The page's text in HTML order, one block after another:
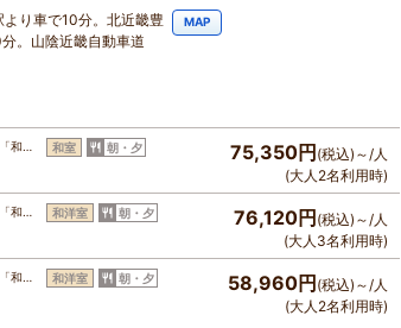
り車で10分。北近畿豊
。山陰近畿自動車道
MAP
和… 和室 朝・夕 75,350円 (税込)～/人
(大人2名利用時)
和… 和洋室 朝・夕 76,120円 (税込)～/人
(大人3名利用時)
和… 和洋室 朝・夕 58,960円 (税込)～/人
(大人2名利用時)